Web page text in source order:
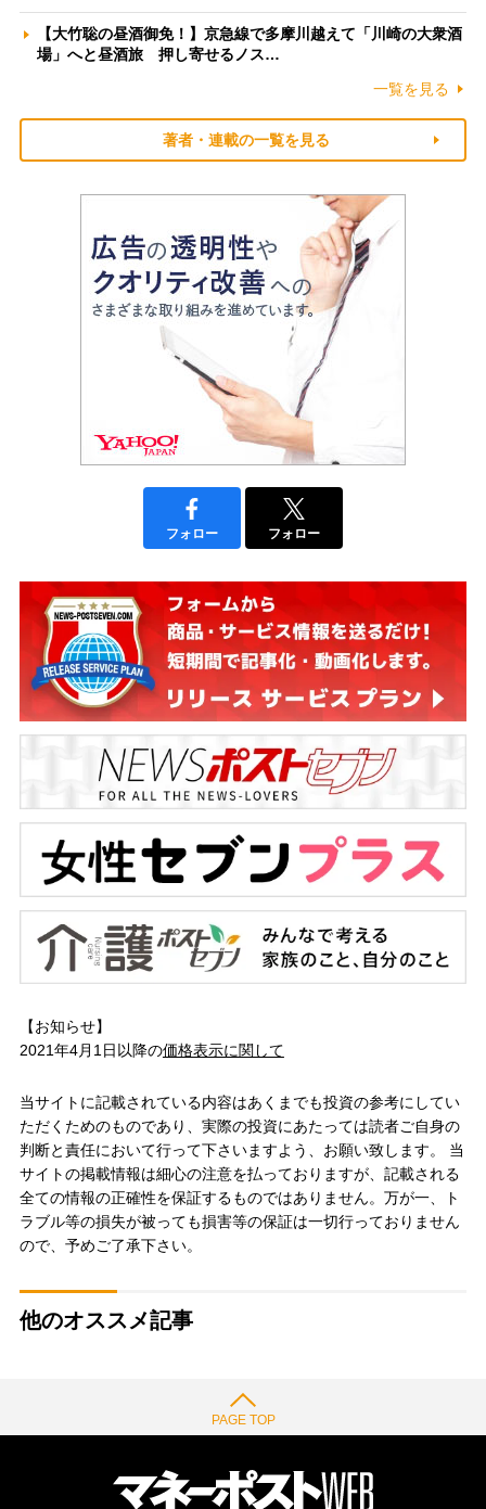
【大竹聡の昼酒御免！】京急線で多摩川越えて「川崎の大衆酒
場」へと昼酒旅 押し寄せるノス…
一覧を見る
著者・連載の一覧を見る
フォロー フォロー
【お知らせ】
2021年4月1日以降の価格表示に関して
当サイトに記載されている内容はあくまでも投資の参考にしてい
ただくためのものであり、実際の投資にあたっては読者ご自身の
判断と責任において行って下さいますよう、お願い致します。 当
サイトの掲載情報は細心の注意を払っておりますが、記載される
全ての情報の正確性を保証するものではありません。万が一、ト
ラブル等の損失が被っても損害等の保証は一切行っておりません
ので、予めご了承下さい。
他のオススメ記事
PAGE TOP